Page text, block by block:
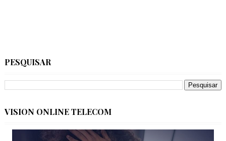
PESQUISAR
VISION ONLINE TELECOM